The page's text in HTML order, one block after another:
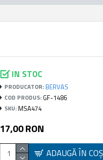
IN STOC
PRODUCATOR: BERVAS
COD PRODUS: GF-1486
SKU: MSA474
17,00 RON
ADAUGĂ ÎN COŞ